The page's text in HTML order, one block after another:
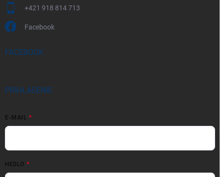
+421 918 814 713
Facebook
FACEBOOK
PRIHLÁSENIE
E-MAIL
HESLO